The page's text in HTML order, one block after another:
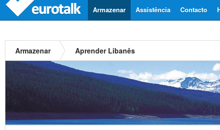
Contacto
Assistência
Armazenar
Armazenar Aprender Libanês